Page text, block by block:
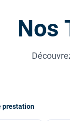
Nos
prestation